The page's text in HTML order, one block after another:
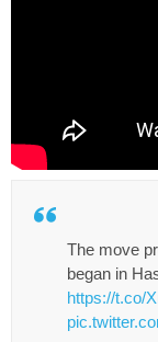
The move
began in
https://t.co/